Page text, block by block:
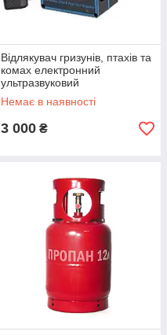
Відлякувач гризунів, птахів та
комах електронний
ультразвуковий
Немає в наявності
3 000 ₴